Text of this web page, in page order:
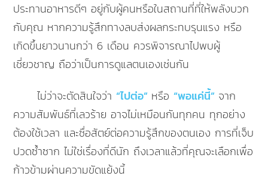
ประทานอาหารดีๆ อยู่กับผู้คนหรือในสถานที่ที่ให้พลังบวก
กับคุณ หากความรู้สึกทางลบส่งผลกระทบรุนแรง หรือ
เกิดขึ้นยาวนานกว่า 6 เดือน ควรพิจารณาไปพบผู้
เชี่ยวชาญ ถือว่าเป็นการดูแลตนเองเช่นกัน
ไม่ว่าจะตัดสินใจว่า“ไปต่อ” หรือ“พอแค่นี้” จาก
ความสัมพันธ์ที่เลวร้าย อาจไม่เหมือนกันทุกคน ทุกอย่าง
ต้องใช้เวลา และซื่อสัตย์ต่อความรู้สึกของตนเอง การที่เจ็บ
ปวดซ้ำซาก ไม่ใช่เรื่องที่ดีนัก ถึงเวลาแล้วที่คุณจะเลือกเพื่อ
ก้าวข้ามผ่านความขัดแย้งนี้